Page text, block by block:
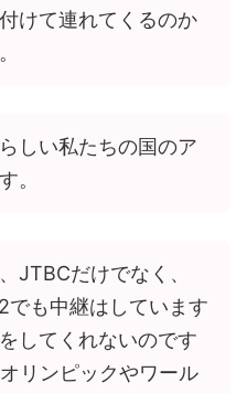
けて連れてくるのか
しい私たちの国のア
。
JTBCだけでなく、
でも中継はしています
してくれないのです
リンピックやワール